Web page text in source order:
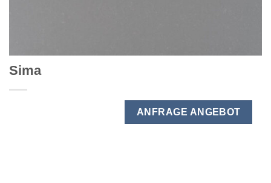
Sima
ANFRAGE ANGEBOT